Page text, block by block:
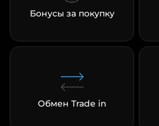
Бонусы за покупку
Обмен Trade in